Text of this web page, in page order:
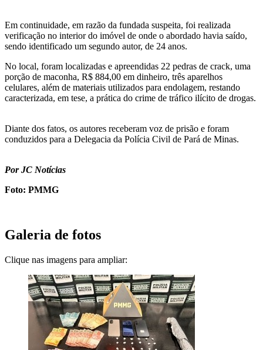
Em continuidade, em razão da fundada suspeita, foi realizada
verificação no interior do imóvel de onde o abordado havia saído,
sendo identificado um segundo autor, de 24 anos.
No local, foram localizadas e apreendidas 22 pedras de crack, uma
porção de maconha, R$ 884,00 em dinheiro, três aparelhos
celulares, além de materiais utilizados para endolagem, restando
caracterizada, em tese, a prática do crime de tráfico ilícito de drogas.
Diante dos fatos, os autores receberam voz de prisão e foram
conduzidos para a Delegacia da Polícia Civil de Pará de Minas.
Por JC Notícias
Foto: PMMG
Galeria de fotos
Clique nas imagens para ampliar: